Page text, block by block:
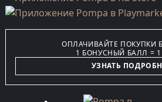
ОПЛАЧИВАЙТЕ ПОКУПКИ
1 БОНУСНЫЙ БАЛЛ = 1
УЗНАТЬ